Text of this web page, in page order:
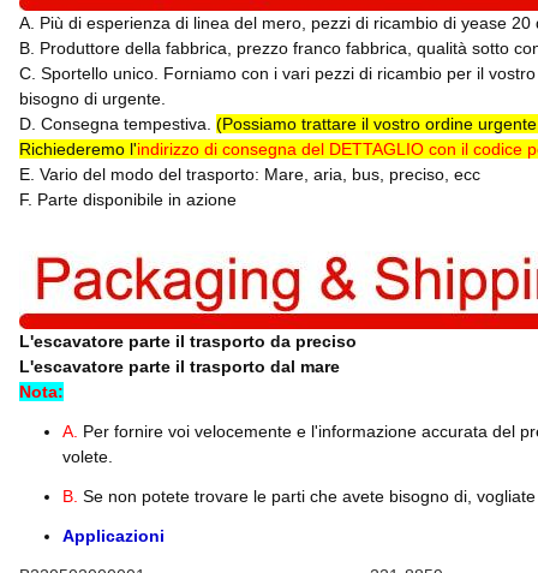
A. Più di esperienza di linea del mero, pezzi di ricambio di yease
B. Produttore della fabbrica, prezzo franco fabbrica, qualità sotto
C. Sportello unico. Forniamo con i vari pezzi di ricambio per il
bisogno di urgente.
D. Consegna tempestiva. (Possiamo trattare il vostro ordine
Richiederemo l'indirizzo di consegna del DETTAGLIO con il codice
E. Vario del modo del trasporto: Mare, aria, bus, preciso, ecc
F. Parte disponibile in azione
L'escavatore parte il trasporto da preciso
L'escavatore parte il trasporto dal mare
Nota:
A. Per fornire voi velocemente e l'informazione accurata del
volete.
B. Se non potete trovare le parti che avete bisogno di,
Applicazioni